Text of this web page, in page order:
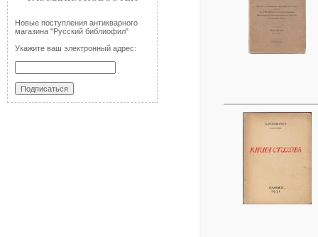
Новые поступления антикварного
магазина "Русский библиофил"
Укажите ваш электронный адрес: